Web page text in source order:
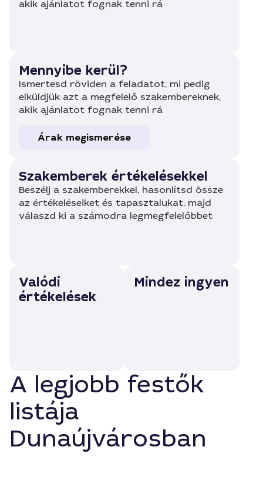
akik ajánlatot fognak tenni rá
Mennyibe kerül?
Ismertesd röviden a feladatot, mi pedig
elküldjük azt a megfelelő szakembereknek,
akik ajánlatot fognak tenni rá
Árak megismerése
Szakemberek értékelésekkel
Beszélj a szakemberekkel, hasonlítsd össze
az értékeléseiket és tapasztalukat, majd
válaszd ki a számodra legmegfelelőbbet
Valódi
értékelések
Mindez ingyen
A legjobb festők
listája
Dunaújvárosban